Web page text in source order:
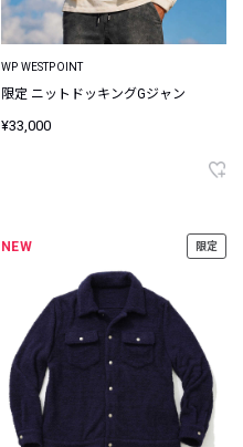
WP WESTPOINT
限定 ニットドッキングGジャン
¥33,000
NEW 限定